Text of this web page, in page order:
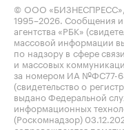
© ООО
1995–2026 . Сообщения
агентства «РБК»
массовой информации
по надзору в сфере
и массовых
за номером ИА №ФС77-
(свидетельство о
выдано Федеральной
информационных
(Роскомнадзор)